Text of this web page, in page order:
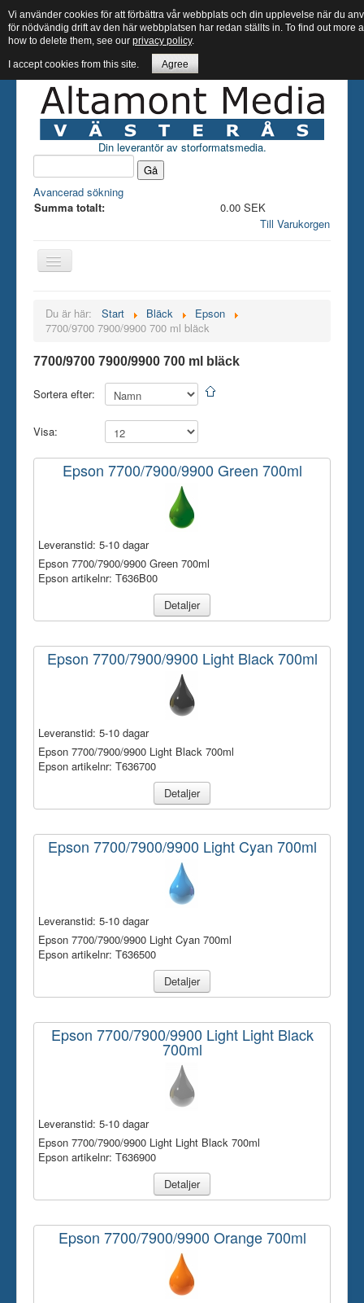
Din leverantör av storformatsmedia.
Avancerad sökning
Summa totalt:
0.00 SEK
Till Varukorgen
Bläck
Papper
Kontakt oss
Du är här: Start Bläck
Epson
7700/9700 7900/9900 700 ml bläck
7700/9700 7900/9900 700 ml bläck
Sortera efter:
Visa:
Epson 7700/7900/9900 Green 700ml
Leveranstid: 5-10 dagar
Epson 7700/7900/9900 Green 700ml
Epson artikelnr: T636B00
Detaljer
Epson 7700/7900/9900 Light Black 700ml
Leveranstid: 5-10 dagar
Epson 7700/7900/9900 Light Black 700ml
Epson artikelnr: T636700
Detaljer
Epson 7700/7900/9900 Light Cyan 700ml
Leveranstid: 5-10 dagar
Epson 7700/7900/9900 Light Cyan 700ml
Epson artikelnr: T636500
Detaljer
Epson 7700/7900/9900 Light Light Black
700ml
Leveranstid: 5-10 dagar
Epson 7700/7900/9900 Light Light Black 700ml
Epson artikelnr: T636900
Detaljer
Epson 7700/7900/9900 Orange 700ml
Vi använder cookies för att förbättra vår webbplats och din upplevelse när du
för nödvändig drift av den här webbplatsen har redan ställts in. To find out more
how to delete them, see our privacy policy.
I accept cookies from this site. Agree